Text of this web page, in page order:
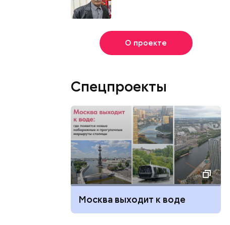
О проекте
Спецпроекты
Москва выходит к воде